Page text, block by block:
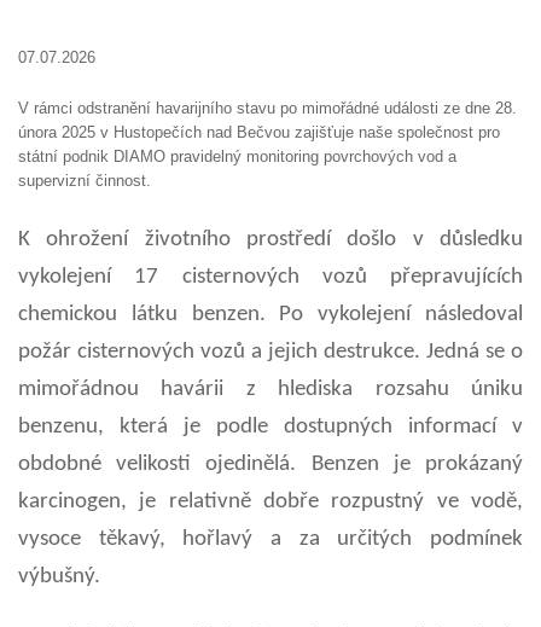
07.07.2026
V rámci odstranění havarijního stavu po mimořádné události ze dne 28.
února 2025 v Hustopečích nad Bečvou zajišťuje naše společnost pro
státní podnik DIAMO pravidelný monitoring povrchových vod a
supervizní činnost.
K ohrožení životního prostředí došlo v důsledku
vykolejení 17 cisternových vozů přepravujících
chemickou látku benzen. Po vykolejení následoval
požár cisternových vozů a jejich destrukce. Jedná se o
mimořádnou havárii z hlediska rozsahu úniku
benzenu, která je podle dostupných informací v
obdobné velikosti ojedinělá. Benzen je prokázaný
karcinogen, je relativně dobře rozpustný ve vodě,
vysoce těkavý, hořlavý a za určitých podmínek
výbušný.